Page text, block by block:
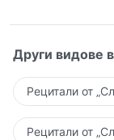
Други видове
Рецитали от
Рецитали от